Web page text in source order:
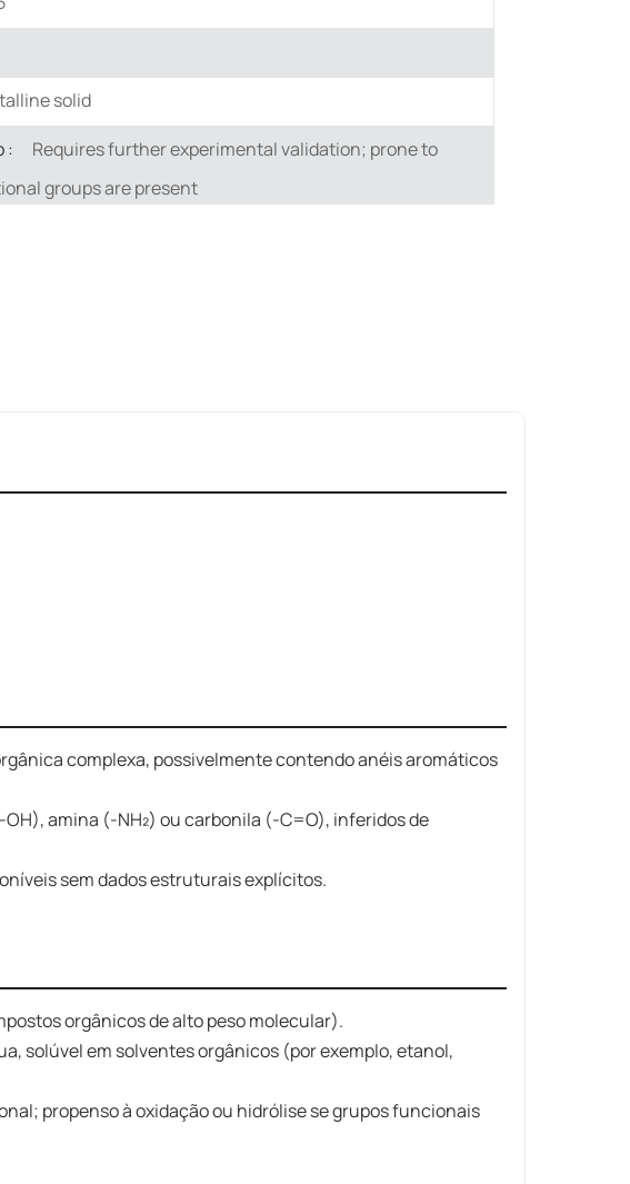
solid
:
Requires further experimental validation; prone to
groups are present
complexa, possivelmente contendo anéis aromáticos
amina (-NH₂) ou carbonila (-C=O), inferidos de
sem dados estruturais explícitos.
orgânicos de alto peso molecular).
solúvel em solventes orgânicos (por exemplo, etanol,
propenso à oxidação ou hidrólise se grupos funcionais